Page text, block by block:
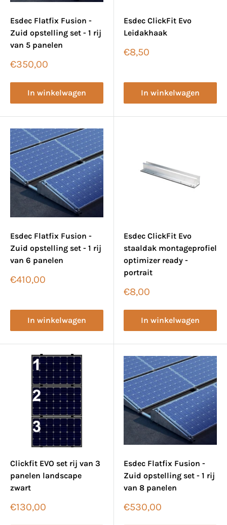
Esdec Flatfix Fusion -
Zuid opstelling set - 1 rij
van 5 panelen
Verkoopprijs
€350,00
In winkelwagen
Esdec ClickFit Evo
Leidakhaak
Verkoopprijs
€8,50
In winkelwagen
Esdec Flatfix Fusion -
Zuid opstelling set - 1 rij
van 6 panelen
Verkoopprijs
€410,00
In winkelwagen
Esdec ClickFit Evo
staaldak montageprofiel
optimizer ready -
portrait
Verkoopprijs
€8,00
In winkelwagen
Clickfit EVO set rij van 3
panelen landscape
zwart
Verkoopprijs
€130,00
Esdec Flatfix Fusion -
Zuid opstelling set - 1 rij
van 8 panelen
Verkoopprijs
€530,00